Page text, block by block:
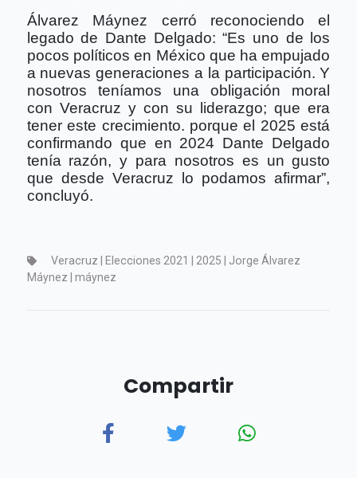
Álvarez Máynez cerró reconociendo el
legado de Dante Delgado: “Es uno de los
pocos políticos en México que ha empujado
a nuevas generaciones a la participación. Y
nosotros teníamos una obligación moral
con Veracruz y con su liderazgo; que era
tener este crecimiento. porque el 2025 está
confirmando que en 2024 Dante Delgado
tenía razón, y para nosotros es un gusto
que desde Veracruz lo podamos afirmar”,
concluyó.
Veracruz | Elecciones 2021 | 2025 | Jorge Álvarez
Máynez | máynez
Compartir